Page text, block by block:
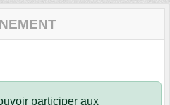
participer aux